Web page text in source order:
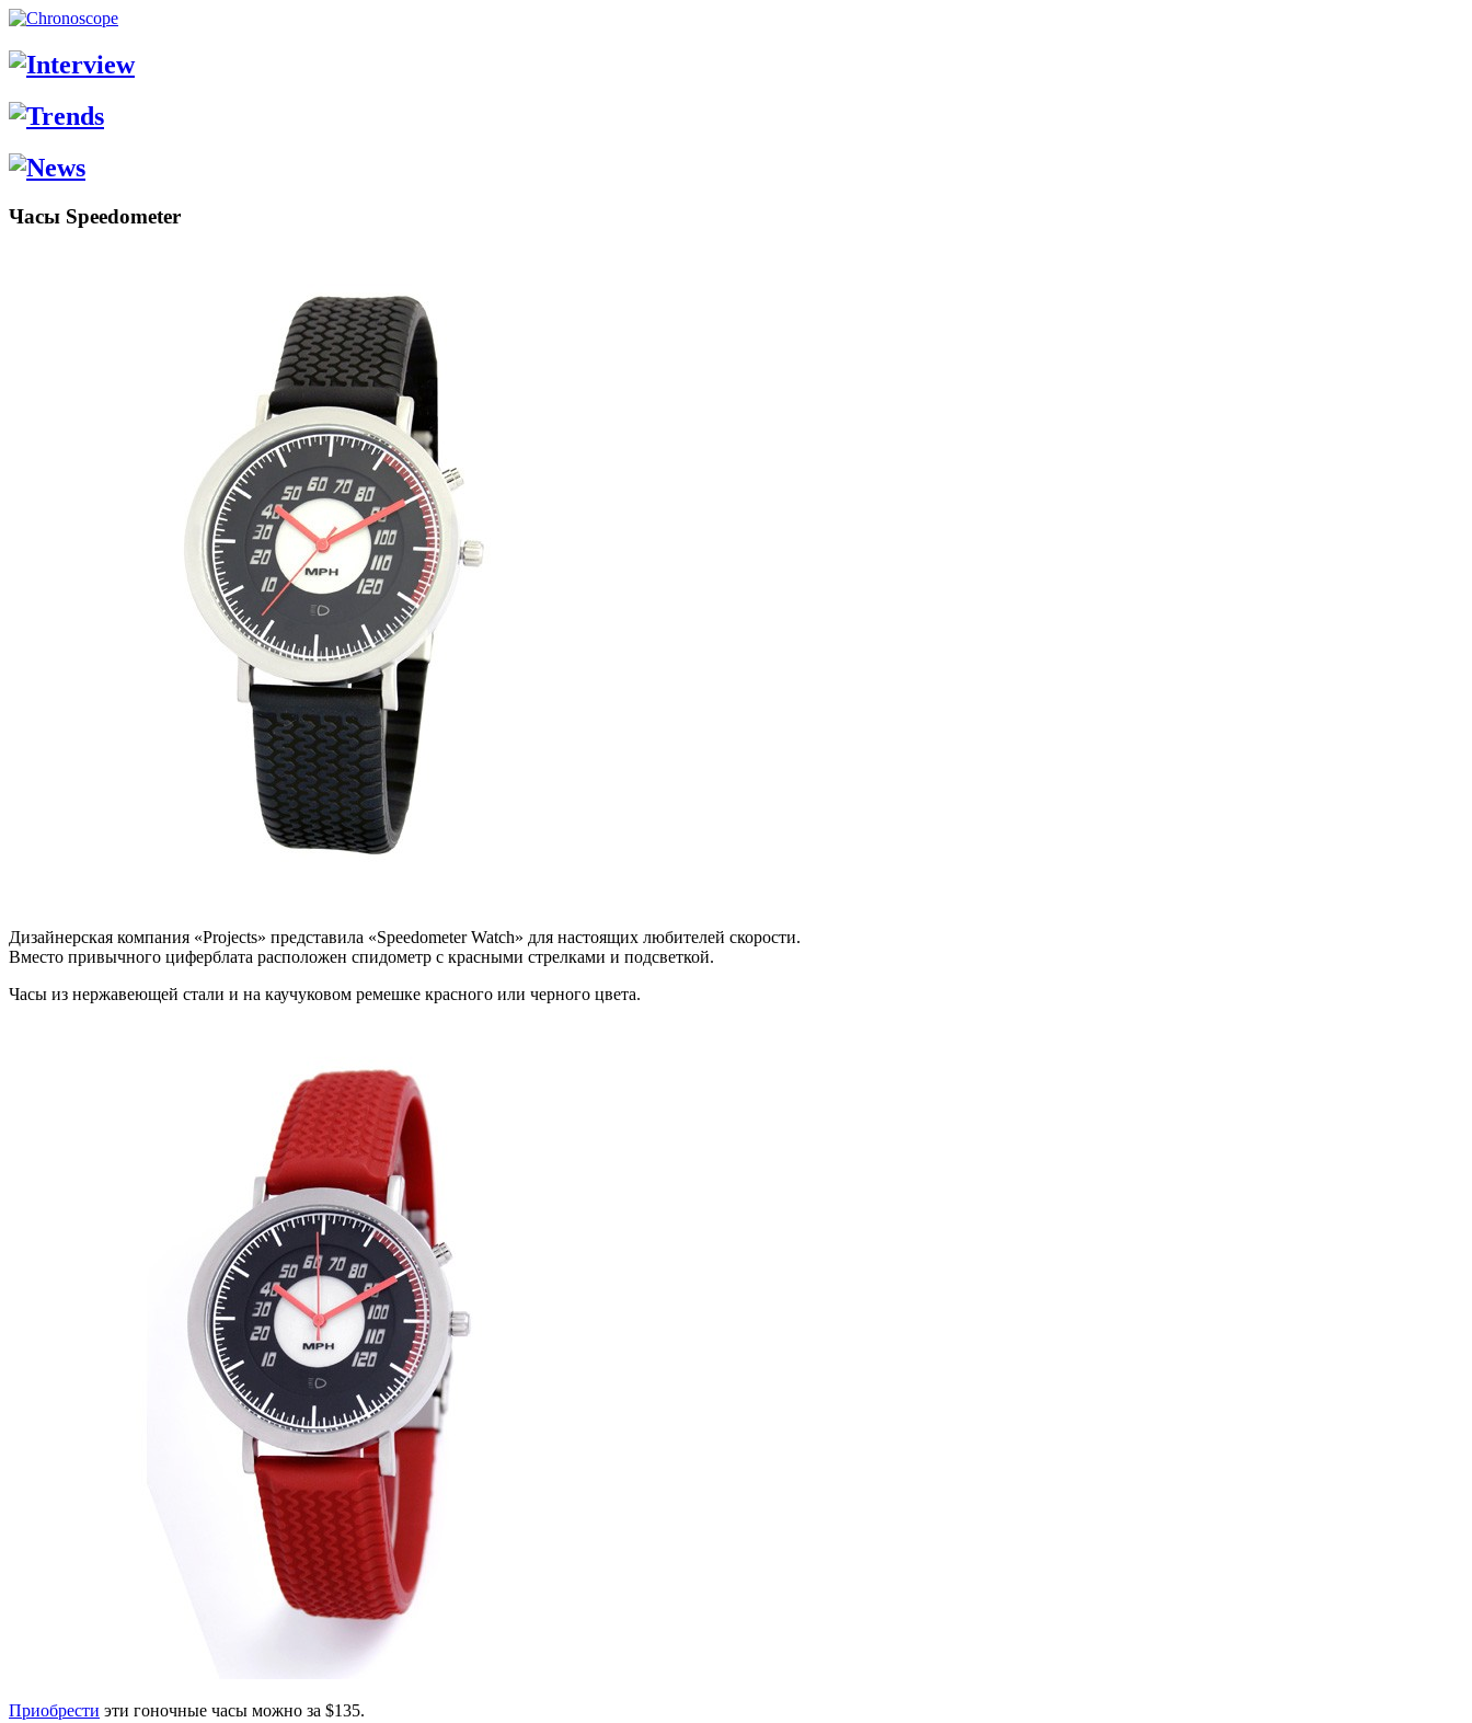
Часы Speedometer
Дизайнерская компания «Projects» представила «Speedometer Watch» для настоящих любителей скорости.
Вместо привычного циферблата расположен спидометр с красными стрелками и подсветкой.
Часы из нержавеющей стали и на каучуковом ремешке красного или черного цвета.
Приобрести эти гоночные часы можно за $135.